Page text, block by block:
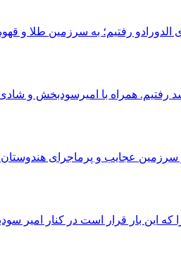
رفتیم؛ به سرزمین طلا و
همراه با امیرسودبخش و
سرزمین عجایب و پرماجرای
این‌ بار قرار است در کنار امیر